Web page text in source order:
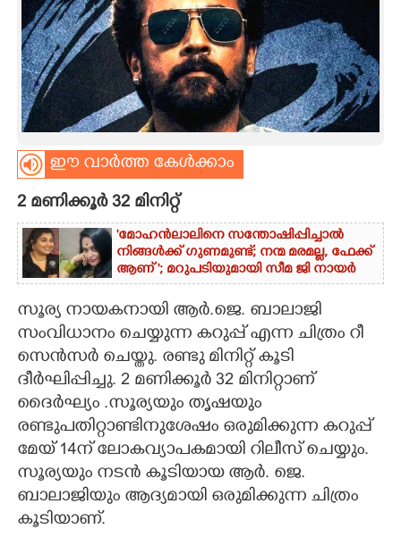
INFO+
ART
ASTRO
CARTOONS
LITERATURE
ZOOM
CONTACT US
ഈ വാർത്ത കേൾക്കാം
2 മണിക്കൂർ 32 മിനിറ്റ്
'മോഹൻലാലിനെ സന്തോഷിപ്പിച്ചാൽ
നിങ്ങൾക്ക് ഗുണമുണ്ട്; നന്മ മരമല്ല, ഫേക്ക്
ആണ് '; മറുപടിയുമായി സീമ ജി നായർ
സൂര്യ നായകനായി ആർ.ജെ. ബാലാജി
സംവിധാനം ചെയ്യുന്ന കറുപ്പ് എന്ന ചിത്രം റീ
സെൻസർ ചെയ്തു. രണ്ടു മിനിറ്റ് കൂടി
ദീർഘിപ്പിച്ചു. 2 മണിക്കൂർ 32 മിനിറ്റാണ്
ദൈർഘ്യം .സൂര്യയും തൃഷയും
രണ്ടുപതിറ്റാണ്ടിനുശേഷം ഒരുമിക്കുന്ന കറുപ്പ്
മേയ് 14ന് ലോകവ്യാപകമായി റിലീസ് ചെയ്യും.
സൂര്യയും നടൻ കൂടിയായ ആർ. ജെ.
ബാലാജിയും ആദ്യമായി ഒരുമിക്കുന്ന ചിത്രം
കൂടിയാണ്.